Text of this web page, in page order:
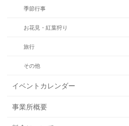
季節行事
お花見・紅葉狩り
旅行
その他
イベントカレンダー
事業所概要